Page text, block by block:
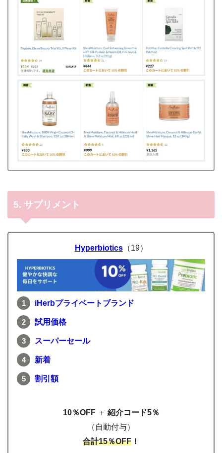
5. サプリメント
Hyperbiotics（19）
iHerbプライベートブランド
試用価格
スーパーセール
新着
割引額
10％OFF＋ 紹介コード5％
（自動付与）
合計15％OFF ！